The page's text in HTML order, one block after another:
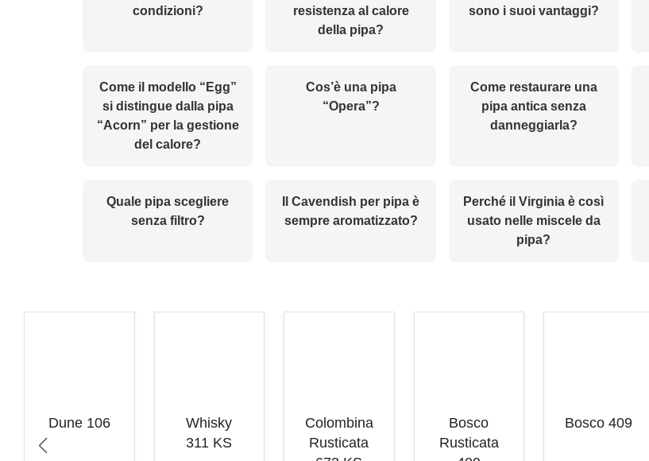
condizioni?
resistenza al calore
della pipa?
sono i suoi vantaggi?
Come il modello “Egg”
si distingue dalla pipa
“Acorn” per la gestione
del calore?
Cos’è una pipa
“Opera”?
Come restaurare una
pipa antica senza
danneggiarla?
Quale pipa scegliere
senza filtro?
Il Cavendish per pipa è
sempre aromatizzato?
Perché il Virginia è così
usato nelle miscele da
pipa?
Dune 106
Whisky
311 KS
Colombina
Rusticata
Bosco
Rusticata
Bosco 409